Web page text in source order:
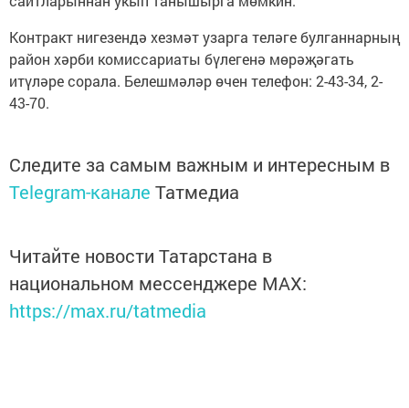
Контракт нигезендә хезмәт узарга теләге булганнарның
район хәрби комиссариаты бүлегенә мөрәҗәгать
итүләре сорала. Белешмәләр өчен телефон: 2-43-34, 2-
43-70.
Следите за самым важным и интересным в
Telegram-канале Татмедиа
Читайте новости Татарстана в
национальном мессенджере MАХ:
https://max.ru/tatmedia